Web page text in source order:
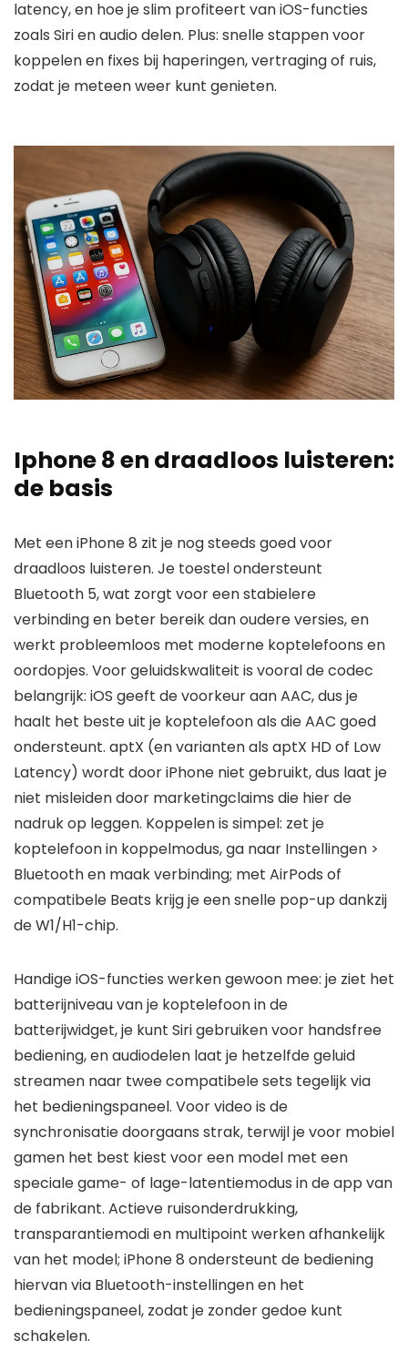
latency, en hoe je slim profiteert van iOS-functies
zoals Siri en audio delen. Plus: snelle stappen voor
koppelen en fixes bij haperingen, vertraging of ruis,
zodat je meteen weer kunt genieten.
Iphone 8 en draadloos luisteren:
de basis
Met een iPhone 8 zit je nog steeds goed voor
draadloos luisteren. Je toestel ondersteunt
Bluetooth 5, wat zorgt voor een stabielere
verbinding en beter bereik dan oudere versies, en
werkt probleemloos met moderne koptelefoons en
oordopjes. Voor geluidskwaliteit is vooral de codec
belangrijk: iOS geeft de voorkeur aan AAC, dus je
haalt het beste uit je koptelefoon als die AAC goed
ondersteunt. aptX (en varianten als aptX HD of Low
Latency) wordt door iPhone niet gebruikt, dus laat je
niet misleiden door marketingclaims die hier de
nadruk op leggen. Koppelen is simpel: zet je
koptelefoon in koppelmodus, ga naar Instellingen >
Bluetooth en maak verbinding; met AirPods of
compatibele Beats krijg je een snelle pop-up dankzij
de W1/H1-chip.
Handige iOS-functies werken gewoon mee: je ziet het
batterijniveau van je koptelefoon in de
batterijwidget, je kunt Siri gebruiken voor handsfree
bediening, en audiodelen laat je hetzelfde geluid
streamen naar twee compatibele sets tegelijk via
het bedieningspaneel. Voor video is de
synchronisatie doorgaans strak, terwijl je voor mobiel
gamen het best kiest voor een model met een
speciale game- of lage-latentiemodus in de app van
de fabrikant. Actieve ruisonderdrukking,
transparantiemodi en multipoint werken afhankelijk
van het model; iPhone 8 ondersteunt de bediening
hiervan via Bluetooth-instellingen en het
bedieningspaneel, zodat je zonder gedoe kunt
schakelen.